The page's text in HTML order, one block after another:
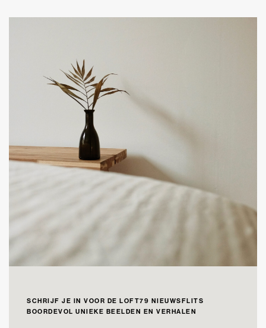
SCHRIJF JE IN VOOR DE LOFT79 NIEUWSFLITS
BOORDEVOL UNIEKE BEELDEN EN VERHALEN